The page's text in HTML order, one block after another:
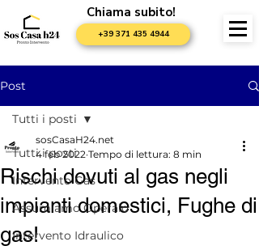
+39 371 435 4944
Chiama subito!
Post
Tutti i posti
Intervento Gas
Assumiamo Operaio
Intervento Idraulico
Tutti i posti
Rischi dovuti al gas negli
impianti domestici, Fughe di
gas!
sosCasaH24.net
4 feb 2022 Tempo di lettura: 8 min